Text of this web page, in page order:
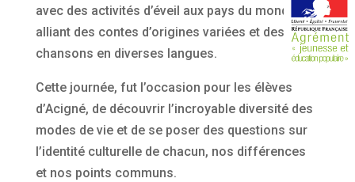
avec des activités d’éveil aux pays du monde,
alliant des contes d’origines variées et des
chansons en diverses langues.
Cette journée, fut l’occasion pour les élèves
d’Acigné, de découvrir l’incroyable diversité des
modes de vie et de se poser des questions sur
l’identité culturelle de chacun, nos différences
et nos points communs.